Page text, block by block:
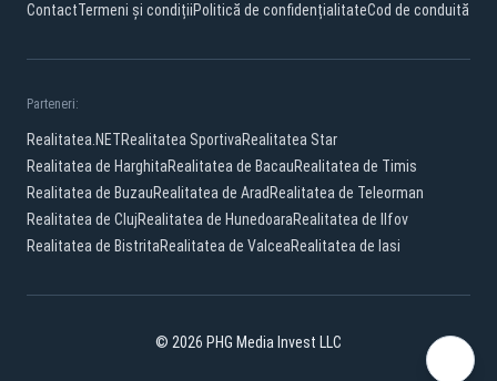
ContactTermeni și condițiiPolitică de confidențialitateCod de conduită
Parteneri:
Realitatea.NETRealitatea SportivaRealitatea Star
Realitatea de HarghitaRealitatea de BacauRealitatea de Timis
Realitatea de BuzauRealitatea de Arad Realitatea de Teleorman
Realitatea de ClujRealitatea de HunedoaraRealitatea de Ilfov
Realitatea de BistritaRealitatea de ValceaRealitatea de Iasi
© 2026 PHG Media Invest LLC